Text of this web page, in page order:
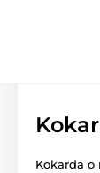
Kokarda o